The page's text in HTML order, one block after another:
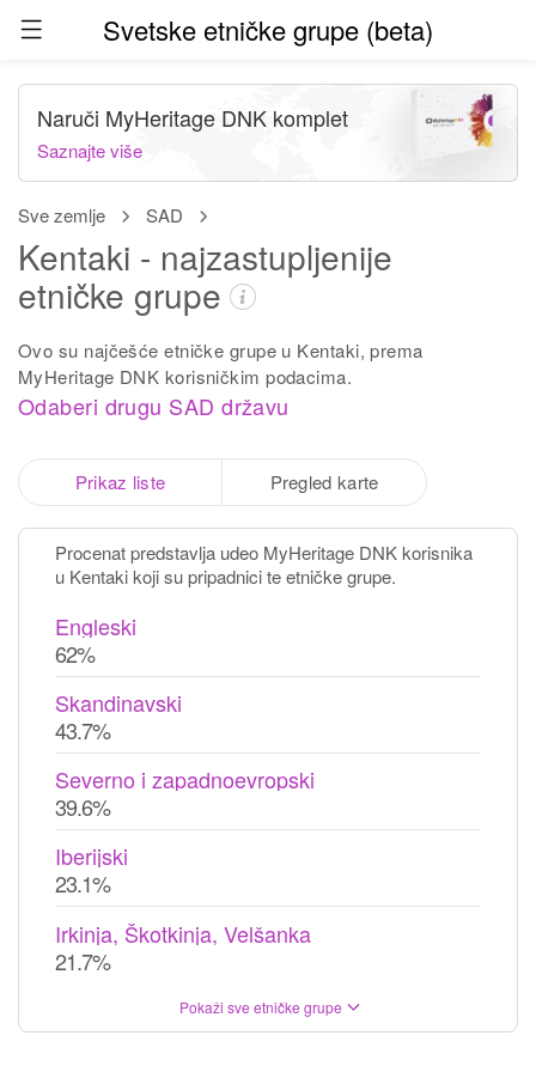
Svetske etničke grupe (beta)
Sve zemlje SAD
Kentaki - najzastupljenije
etničke grupe
Ovo su najčešće etničke grupe u Kentaki, prema
MyHeritage DNK korisničkim podacima.
Odaberi drugu SAD državu
Naruči MyHeritage DNK komplet
Saznajte više
Prikaz liste Pregled karte
Procenat predstavlja udeo MyHeritage DNK korisnika
u Kentaki koji su pripadnici te etničke grupe.
Engleski
62%
Skandinavski
43.7%
Severno i zapadnoevropski
39.6%
Iberijski
23.1%
Irkinja, Škotkinja, Velšanka
21.7%
Pokaži sve etničke grupe